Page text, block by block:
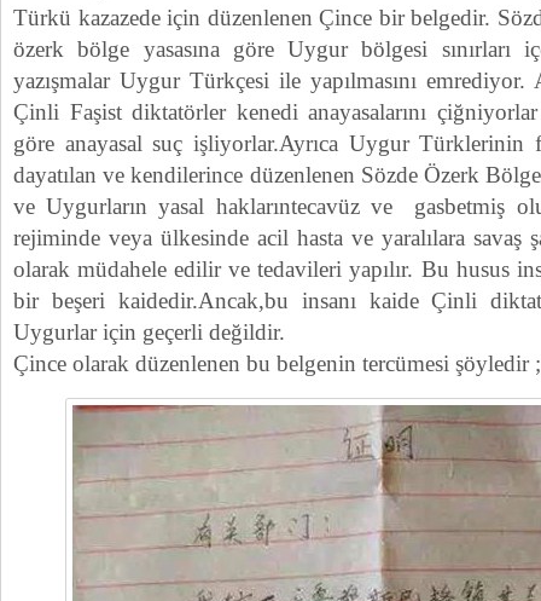
Türkü kazazede için düzenlenen Çince bir belgedir.
özerk bölge yasasına göre Uygur bölgesi sınırları
yazışmalar Uygur Türkçesi ile yapılmasını
Çinli Faşist diktatörler kenedi anayasalarını
göre anayasal suç işliyorlar.Ayrıca Uygur Türklerinin
dayatılan ve kendilerince düzenlenen Sözde Özerk
ve Uygurların yasal haklarıntecavüz ve gasbetmiş
rejiminde veya ülkesinde acil hasta ve yaralılara savaş
olarak müdahele edilir ve tedavileri yapılır. Bu husus
bir beşeri kaidedir.Ancak,bu insanı kaide Çinli
Uygurlar için geçerli değildir.
Çince olarak düzenlenen bu belgenin tercümesi şöyledir ;